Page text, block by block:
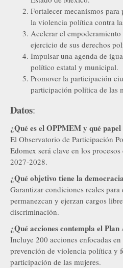
Fortalecer mecanismos
la violencia política contra
Acelerar el
ejercicio de sus derechos
Impulsar una agenda de
político estatal y municipal.
Promover la participación
participación política de las
Datos:
¿Qué es el OPPMEM y qué
El Observatorio de Participación
Edomex será clave en los
2027-2028.
¿Qué objetivo tiene la
Garantizar condiciones reales para
permanezcan y ejerzan cargos
discriminación.
¿Qué acciones contempla el
Incluye 200 acciones enfocadas
prevención de violencia política y
participación de las mujeres.